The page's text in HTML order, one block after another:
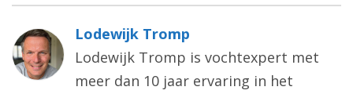
Lodewijk Tromp
Lodewijk Tromp is vochtexpert met
meer dan 10 jaar ervaring in het